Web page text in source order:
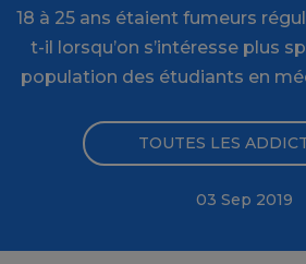
18 à 25 ans étaient fumeurs
t-il lorsqu’on s’intéresse plus
population des étudiants en
TOUTES LES
03 Sep 2019